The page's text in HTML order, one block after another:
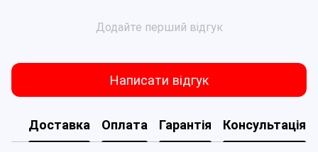
Додайте перший відгук
Написати відгук
Доставка Оплата Гарантія Консультація